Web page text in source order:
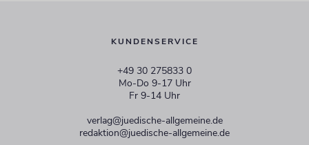
KUNDENSERVICE
+49 30 275833 0
Mo-Do 9-17 Uhr
Fr 9-14 Uhr
verlag@juedische-allgemeine.de
redaktion@juedische-allgemeine.de